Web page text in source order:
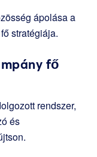
ápolása a
stratégiája.
fő
rendszer,
és